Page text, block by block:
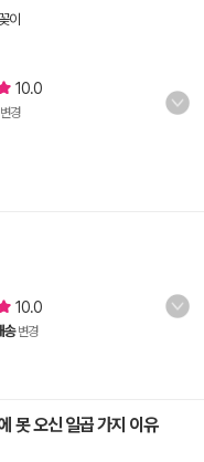
이
10.0
변경
10.0
송 변경
못 오신 일곱 가지 이유